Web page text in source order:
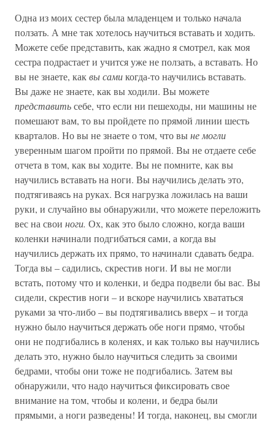
Одна из моих сестер была младенцем и только начала
ползать. А мне так хотелось научиться вставать и ходить.
Можете себе представить, как жадно я смотрел, как моя
сестра подрастает и учится уже не ползать, а вставать. Но
вы не знаете, каквы самикогда-то научились вставать.
Вы даже не знаете, как вы ходили. Вы можете
представитьсебе, что если ни пешеходы, ни машины не
помешают вам, то вы пройдете по прямой линии шесть
кварталов. Но вы не знаете о том, что выне могли
уверенным шагом пройти по прямой. Вы не отдаете себе
отчета в том, как вы ходите. Вы не помните, как вы
научились вставать на ноги. Вы научились делать это,
подтягиваясь на руках. Вся нагрузка ложилась на ваши
руки, и случайно вы обнаружили, что можете переложить
вес на свои ноги. Ох, как это было сложно, когда ваши
коленки начинали подгибаться сами, а когда вы
научились держать их прямо, то начинали сдавать бедра.
Тогда вы – садились, скрестив ноги. И вы не могли
встать, потому что и коленки, и бедра подвели бы вас. Вы
сидели, скрестив ноги – и вскоре научились хвататься
руками за что-либо – вы подтягивались вверх – и тогда
нужно было научиться держать обе ноги прямо, чтобы
они не подгибались в коленях, и как только вы научились
делать это, нужно было научиться следить за своими
бедрами, чтобы они тоже не подгибались. Затем вы
обнаружили, что надо научиться фиксировать свое
внимание на том, чтобы и колени, и бедра были
прямыми, а ноги разведены! И тогда, наконец, вы смогли